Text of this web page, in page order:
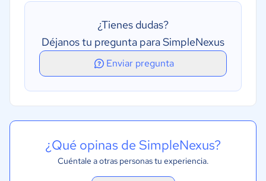
Registro de auditoría
¿Tienes dudas?
Déjanos tu pregunta para SimpleNexus
Enviar pregunta
¿Qué opinas de SimpleNexus?
Cuéntale a otras personas tu experiencia.